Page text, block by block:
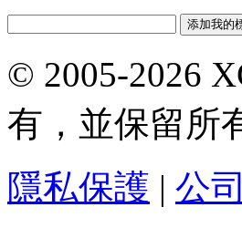
© 2005-2026
有，並保留所
隱私保護 | 公